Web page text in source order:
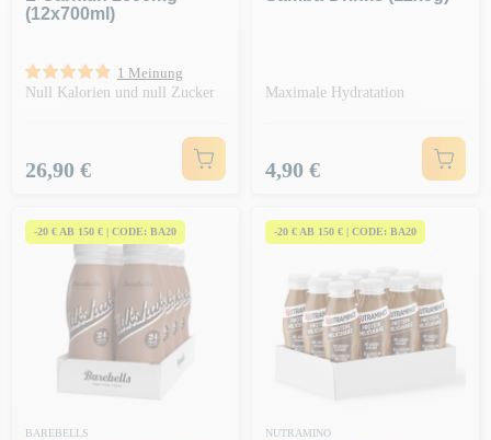
(12x700ml)
1 Meinung
Null Kalorien und null Zucker
Preis
26,90 €
Maximale Hydratation
Preis
4,90 €
-20 € AB 150 € | CODE: BA20
BAREBELLS
-20 € AB 150 € | CODE: BA20
NUTRAMINO